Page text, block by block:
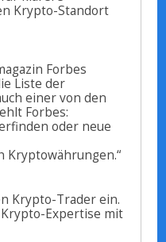
Krypto-Standort
Forbes
Liste der
einer von den
Forbes:
oder neue
Kryptowährungen.“
Krypto-Trader ein.
Expertise mit